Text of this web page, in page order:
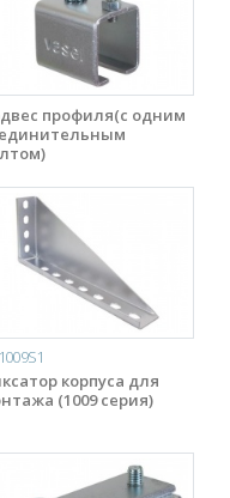
профиля(с одним
корпуса для
(1009 серия)